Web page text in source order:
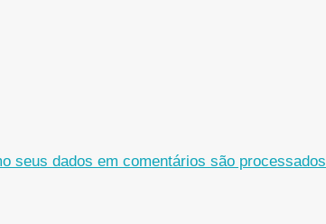
seus dados em comentários são processados